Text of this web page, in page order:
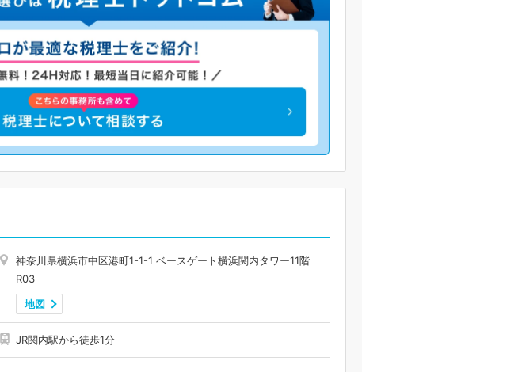
神奈川県横浜市中区港町1-1-1 ベースゲート横浜関内タワー11階
R03
地図
JR関内駅から徒歩1分